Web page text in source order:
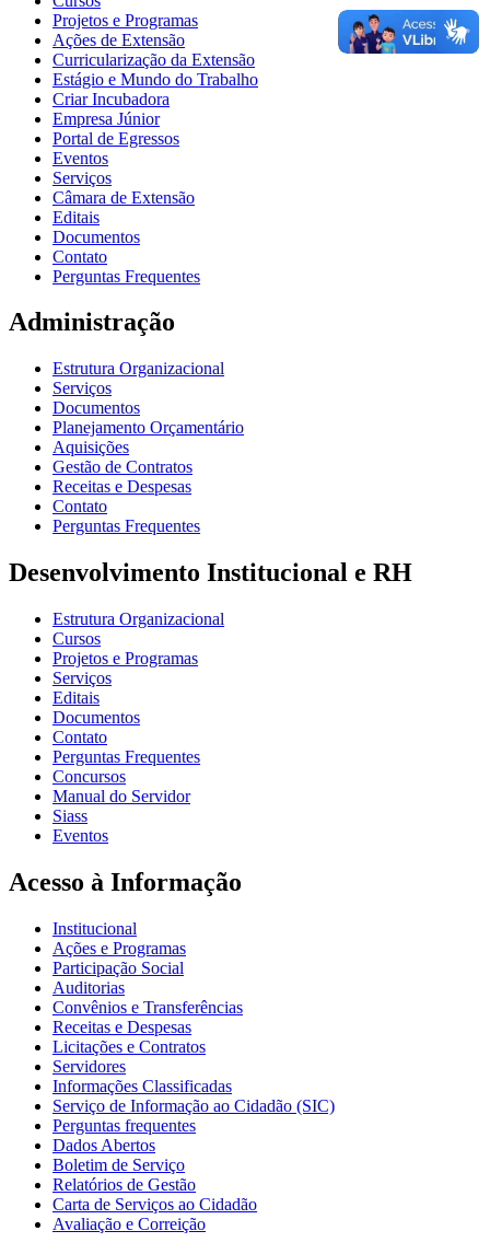
Projetos e Programas
Ações de Extensão
Curricularização da Extensão
Estágio e Mundo do Trabalho
Criar Incubadora
Empresa Júnior
Portal de Egressos
Eventos
Serviços
Câmara de Extensão
Editais
Documentos
Contato
Perguntas Frequentes
Administração
Estrutura Organizacional
Serviços
Documentos
Planejamento Orçamentário
Aquisições
Gestão de Contratos
Receitas e Despesas
Contato
Perguntas Frequentes
Desenvolvimento Institucional e RH
Estrutura Organizacional
Cursos
Projetos e Programas
Serviços
Editais
Documentos
Contato
Perguntas Frequentes
Concursos
Manual do Servidor
Siass
Eventos
Acesso à Informação
Institucional
Ações e Programas
Participação Social
Auditorias
Convênios e Transferências
Receitas e Despesas
Licitações e Contratos
Servidores
Informações Classificadas
Serviço de Informação ao Cidadão (SIC)
Perguntas frequentes
Dados Abertos
Boletim de Serviço
Relatórios de Gestão
Carta de Serviços ao Cidadão
Avaliação e Correição